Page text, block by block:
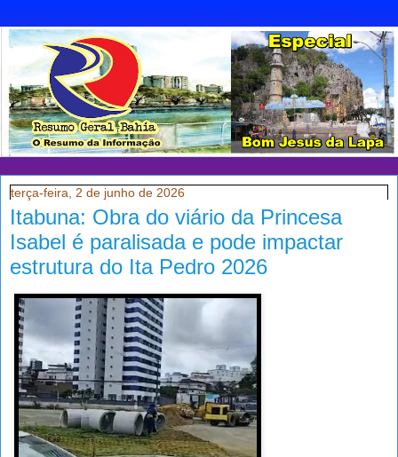
terça-feira, 2 de junho de 2026
Itabuna: Obra do viário da Princesa
Isabel é paralisada e pode impactar
estrutura do Ita Pedro 2026